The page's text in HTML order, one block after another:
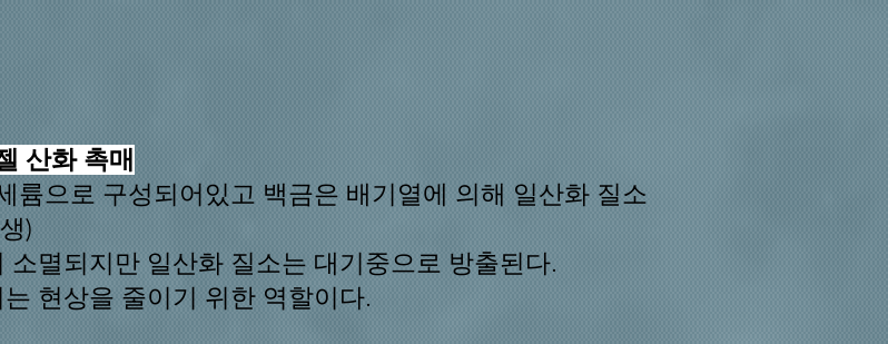
산화 촉매
륨으로 구성되어있고 백금은 배기열에 의해 일산화 질소
)
멸되지만 일산화 질소는 대기중으로 방출된다.
현상을 줄이기 위한 역할이다.